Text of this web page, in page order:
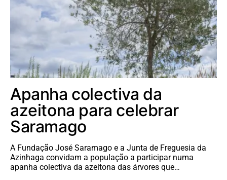
Apanha colectiva da
azeitona para celebrar
Saramago
A Fundação José Saramago e a Junta de Freguesia da
Azinhaga convidam a população a participar numa
apanha colectiva da azeitona das árvores que…